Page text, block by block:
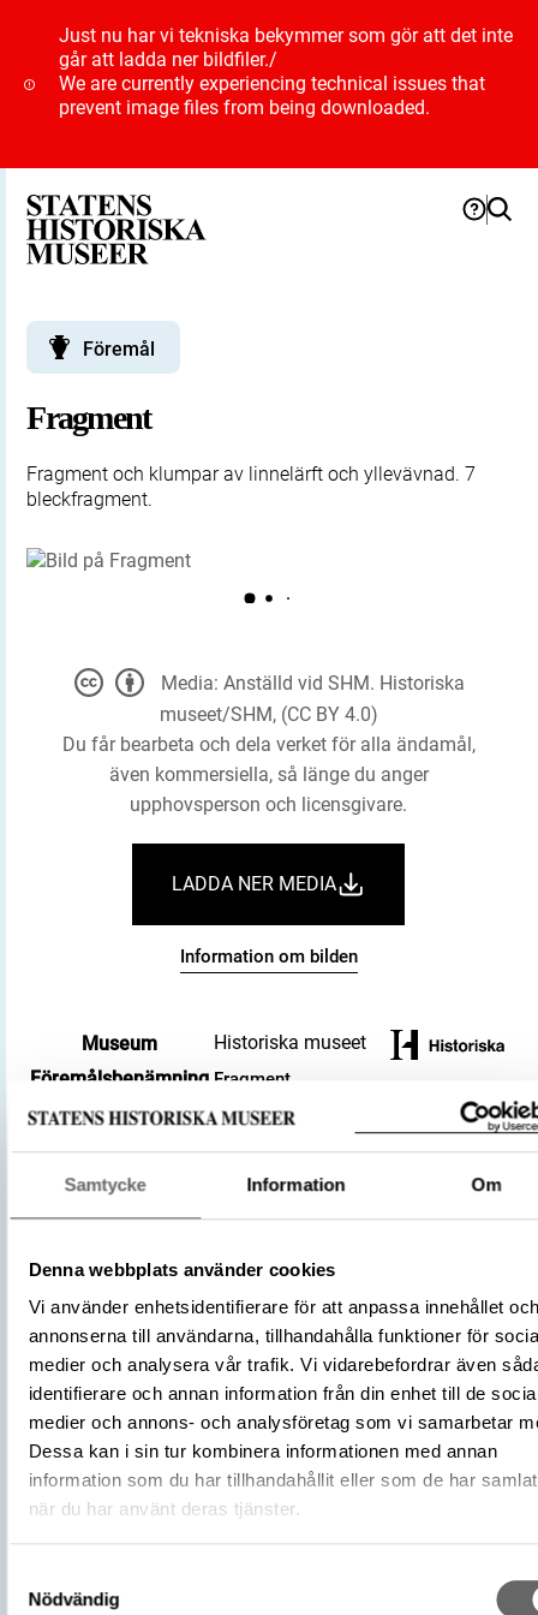
Samtycke Information Om
Denna webbplats använder cookies
Vi använder enhetsidentifierare för att anpassa innehållet och
annonserna till användarna, tillhandahålla funktioner för
medier och analysera vår trafik. Vi vidarebefordrar även
identifierare och annan information från din enhet till de
medier och annons- och analysföretag som vi samarbetar
Dessa kan i sin tur kombinera informationen med annan
information som du har tillhandahållit eller som de har
när du har använt deras tjänster.
Nödvändig
Just nu har vi tekniska bekymmer som gör att det inte
går att ladda ner bildfiler./
We are currently experiencing technical issues that
prevent image files from being downloaded.
Föremål
Fragment
Fragment och klumpar av linnelärft och yllevävnad. 7
bleckfragment.
Museum
Historiska museet
Föremålsbenämning Fragment
Kategori Arkeologisk samling
Material
Cu-legering
Textil
linnelärft
Datering
800 – 1100
Vikingatid
Föremålsnummer 610907_HST
Andra nummer
Undernummer: Bj 711
Fyndnummer: 13
Historisk plats
Birka, Adelsö socken
Förvärvsnummer 34000
Förvärvsmetod
Media: Anställd vid SHM. Historiska
museet/SHM, (CC BY 4.0)
Du får bearbeta och dela verket för alla ändamål,
även kommersiella, så länge du anger
upphovsperson och licensgivare.
LADDA NER MEDIA
Information om bilden